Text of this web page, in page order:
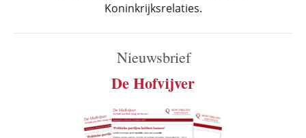
Koninkrijksrelaties.
Nieuwsbrief
De Hofvijver